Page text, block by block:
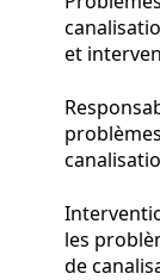
et
les
de